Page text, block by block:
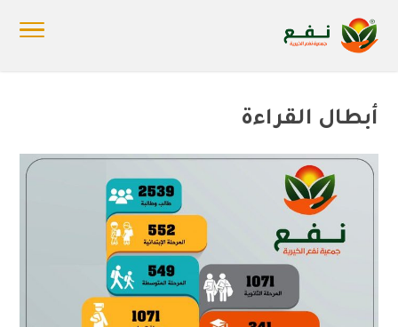
أبطال القراءة